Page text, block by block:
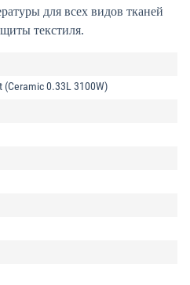
для всех видов тканей
текстиля.
(Ceramic 0.33L 3100W)